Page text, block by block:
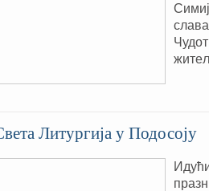
Литургија у Подосоју